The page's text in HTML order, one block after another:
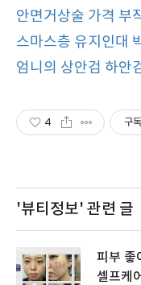
안면거상술 가격 부
스마스층 유지인대
엄니의 상안검 하안
4 구
'뷰티정보' 관련 글
피부 좋
셀프케